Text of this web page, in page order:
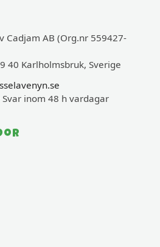
Cadjam AB (Org.nr 559427-
40 Karlholmsbruk, Sverige
Svar inom 48 h vardagar